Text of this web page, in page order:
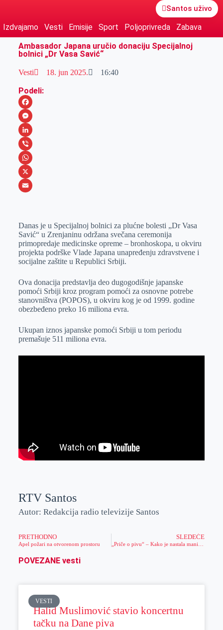
Santos uživo
Izdvajamo Vesti Emisije Sport Poljoprivreda
Zabava
Ambasador Japana uručio donaciju Specijalnoj
bolnici „Dr Vasa Savić“
Vesti 18. jun 2025. 16:40
Podeli:
F
a
c
e
b
o
M
e
s
s
e
e
r
L
i
n
k
I
n
V
i
b
W
h
s
A
p
X
a
i
l
Danas je u Specijalnoj bolnici za plućne bolesti „Dr Vasa
Savić“ u Zrenjaninu održana svečana ceremonija
primopredaje medicinske opreme – bronhoskopa, u okviru
projekta podrške Vlade Japana unapređenju zdravstvene i
socijalne zaštite u Republici Srbiji.
Ova donacija predstavlja deo dugogodišnje japanske
pomoći Srbiji kroz program pomoći za osnovne potrebe
stanovništva (POPOS), u okviru kog je od 1999. godine
obezbeđeno preko 16 miliona evra.
Ukupan iznos japanske pomoći Srbiji u tom periodu
premašuje 511 miliona evra.
RTV Santos
Autor: Redakcija radio televizije Santos
PRETHODNO
Apel požari na otvorenom prostoru
SLEDEĆE
POVEZANE vesti
VESTI
Halid Muslimović stavio koncertnu
tačku na Dane piva